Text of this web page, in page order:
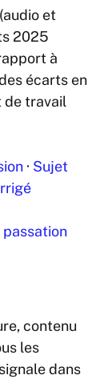
et
2025
à
écarts en
de travail
· Sujet
passation
contenu
les
dans